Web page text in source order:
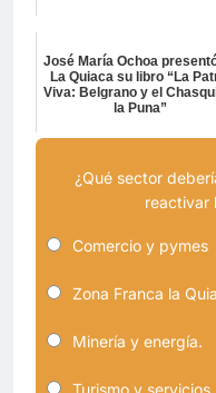
José María Ochoa
La Quiaca su libro “La
Viva: Belgrano y el
la Puna”
¿Qué sector
reactivar
Comercio y pymes
Zona Franca la
Minería y energía.
Turismo y servicios